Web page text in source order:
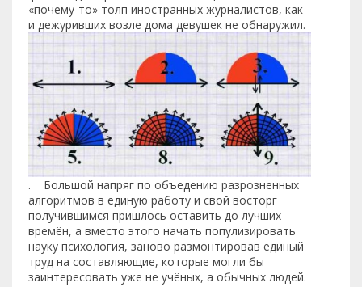
«почему-то» толп иностранных журналистов, как
и дежуривших возле дома девушек не обнаружил.
. Большой напряг по объедению разрозненных
алгоритмов в единую работу и свой восторг
получившимся пришлось оставить до лучших
времён, а вместо этого начать популизировать
науку психология, заново размонтировав единый
труд на составляющие, которые могли бы
заинтересовать уже не учёных, а обычных людей.